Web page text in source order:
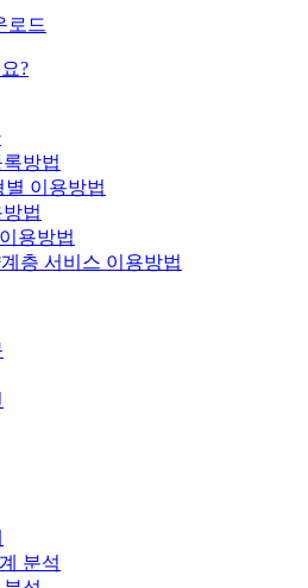
로드
?
방법
별 이용방법
법
용방법
층 서비스 이용방법
분석